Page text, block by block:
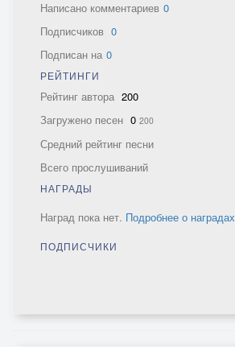
Написано комментариев 0
Подписчиков 0
Подписан на 0
РЕЙТИНГИ
Рейтинг автора 200
Загружено песен 0 200
Средний рейтинг песни
Всего прослушиваний
НАГРАДЫ
Наград пока нет. Подробнее о наградах
ПОДПИСЧИКИ